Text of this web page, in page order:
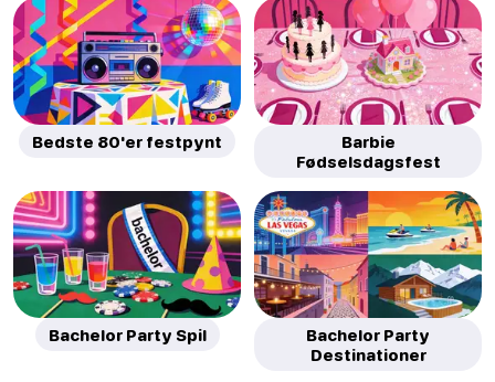
Bedste 80'er festpynt
Barbie
Fødselsdagsfest
Bachelor Party Spil
Bachelor Party
Destinationer